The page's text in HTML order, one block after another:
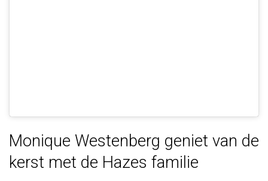
Monique Westenberg geniet van de
kerst met de Hazes familie